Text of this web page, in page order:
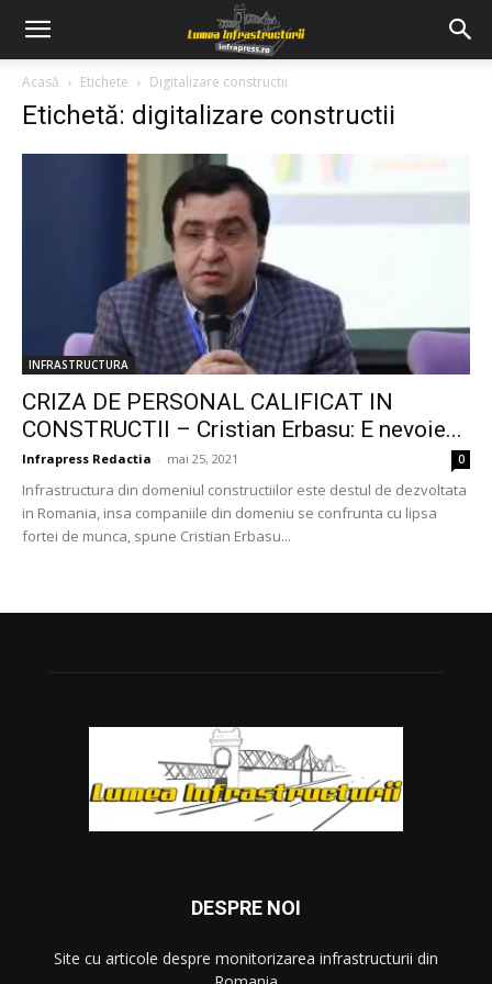
Acasă Etichete Digitalizare constructii
Etichetă: digitalizare constructii
INFRASTRUCTURA
CRIZA DE PERSONAL CALIFICAT IN
CONSTRUCTII – Cristian Erbasu: E nevoie...
Infrapress Redactia - mai 25, 2021 0
Infrastructura din domeniul constructiilor este destul de dezvoltata
in Romania, insa companiile din domeniu se confrunta cu lipsa
fortei de munca, spune Cristian Erbasu...
DESPRE NOI
Site cu articole despre monitorizarea infrastructurii din